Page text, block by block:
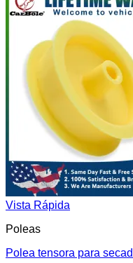
Vista Rápida
Poleas
Polea tensora para